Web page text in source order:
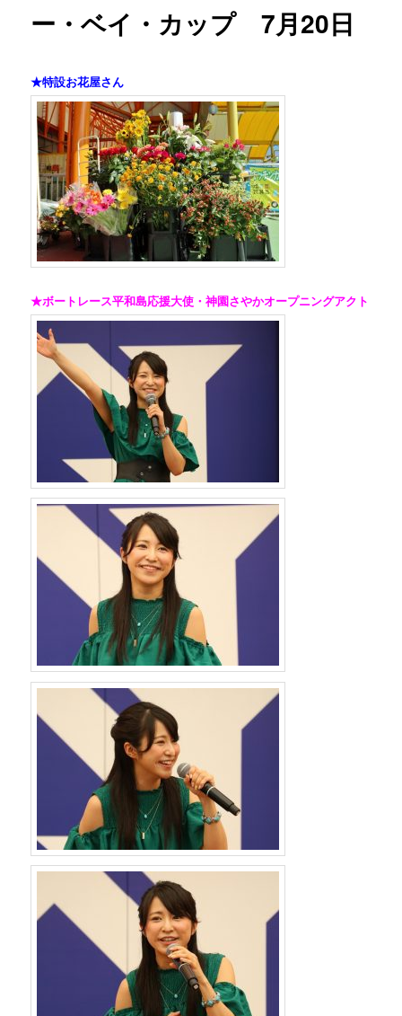
ー・ベイ・カップ 7月20日
★特設お花屋さん
★ボートレース平和島応援大使・神園さやかオープニングアクト